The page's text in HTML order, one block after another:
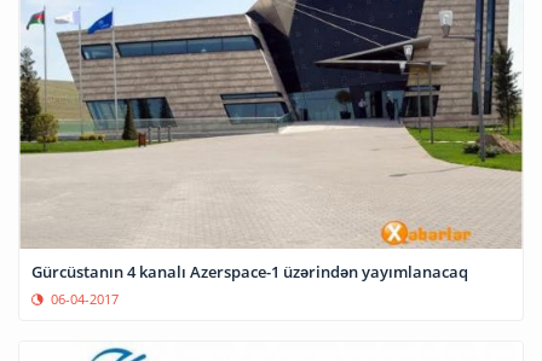
Gürcüstanın 4 kanalı Azerspace-1 üzərindən yayımlanacaq
06-04-2017